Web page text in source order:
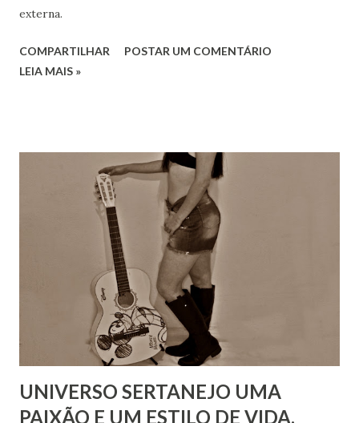
externa.
COMPARTILHAR
POSTAR UM COMENTÁRIO
LEIA MAIS »
UNIVERSO SERTANEJO UMA
PAIXÃO E UM ESTILO DE VIDA.